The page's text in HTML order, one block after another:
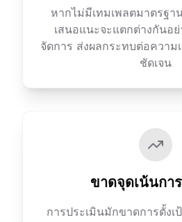
หากไม่มีเทมเพลตมาตรฐ
เสนอแนะจะแตกต่างกันอ
จัดการ ส่งผลกระทบต่อความ
ชัดเจน
ขาดจุดเน้นกา
การประเมินมักขาดการตั้ง